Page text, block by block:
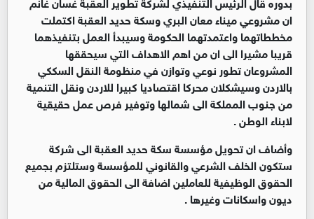
ان مشروعي ميناء معان البري وسكة حديد العقبة اكتملت
مخططاتهما واعتمدتهما الحكومة وسيبدأ العمل بتنفيذهما
قريبا مشيرا الى ان من اهم الاهداف التي سيحققها
المشروعان تطور نوعي وتوازن في منظومة النقل السككي
بالاردن وسيشكلان محركا اقتصاديا كبيرا للاردن ونقل التنمية
من جنوب المملكة الى شمالها وتوفير فرص عمل حقيقية
لابناء الوطن .
وأضاف ان تحويل مؤسسة سكة حديد العقبة الى شركة
ستكون الخلف الشرعي والقانوني للمؤسسة وستلتزم بجميع
الحقوق الوظيفية للعاملين اضافة الى الحقوق المالية من
ديون واسكانات وغيرها .